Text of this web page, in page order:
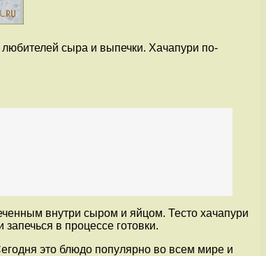
сыра и выпечки. Хачапури по-
внутри сыром и яйцом. Тесто хачапури
в процессе готовки.
это блюдо популярно во всем мире и